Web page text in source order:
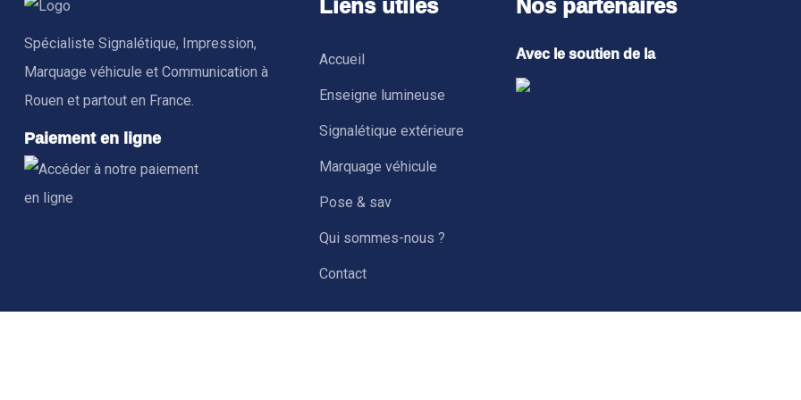
Spécialiste Signalétique, Impression,
Marquage véhicule et Communication à
Rouen et partout en France.
Paiement en ligne
Liens utiles
Accueil
Enseigne lumineuse
Signalétique extérieure
Marquage véhicule
Pose & sav
Qui sommes-nous ?
Contact
Nos partenaires
Avec le soutien de la